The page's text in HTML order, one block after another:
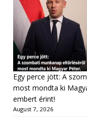
Egy perce jött: A
most mondta ki
embert érint!
August 7, 2026